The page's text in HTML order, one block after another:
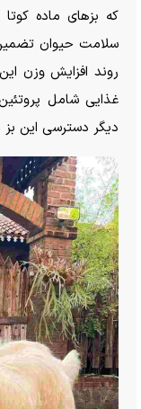
سلامت حیوان
روند افزایش وزن
غذایی شامل
دیگر دسترسی این